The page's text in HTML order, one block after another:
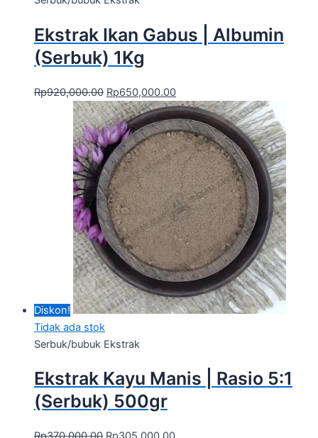
Ekstrak Ikan Gabus | Albumin
(Serbuk) 1Kg
Rp920,000.00 Rp650,000.00
Diskon!
Tidak ada stok
Serbuk/bubuk Ekstrak
Ekstrak Kayu Manis | Rasio 5:1
(Serbuk) 500gr